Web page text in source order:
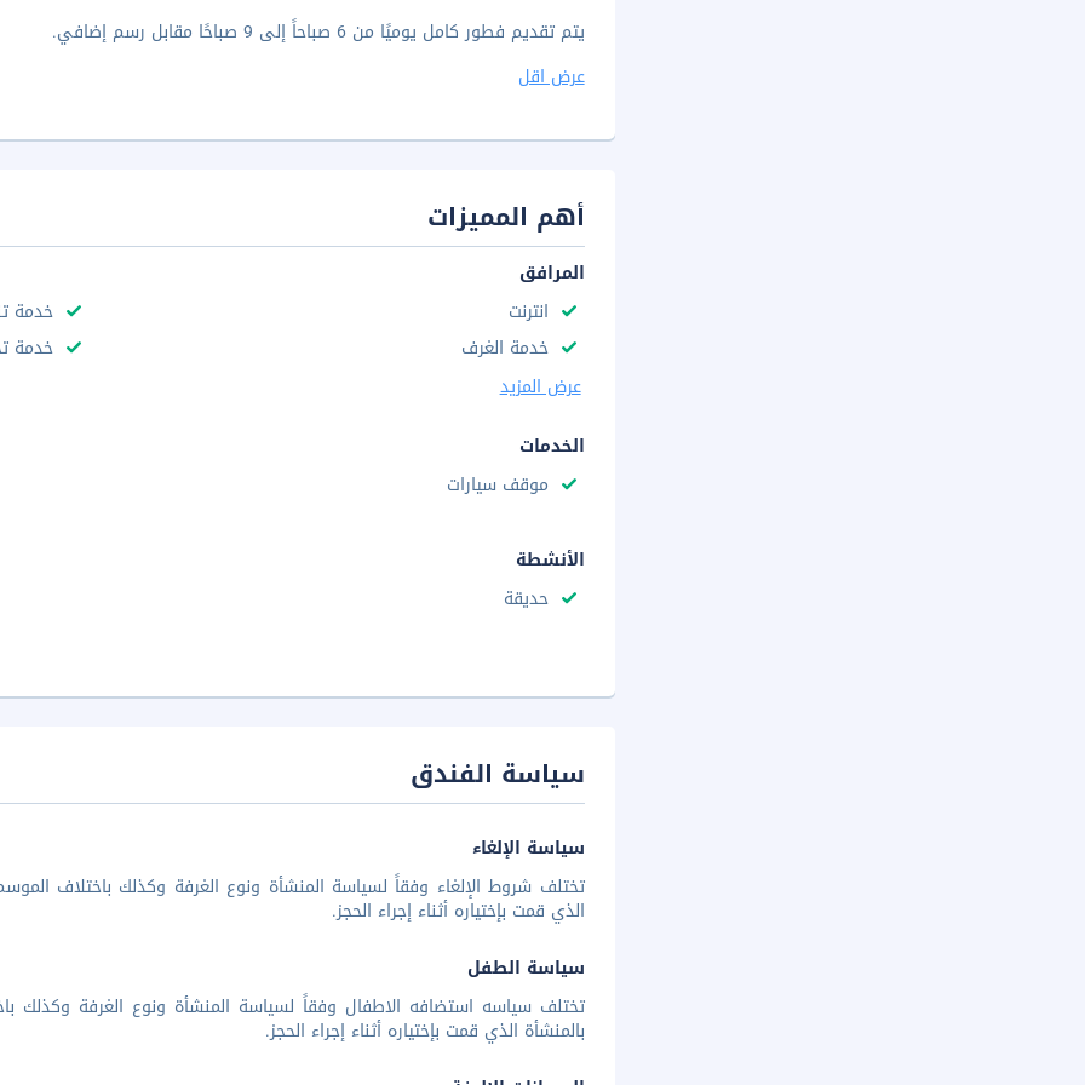
يتم تقديم فطور كامل يوميًا من 6 صباحاً إلى 9 صباحًا مقابل رسم إضافي.
عرض اقل
أهم المميزات
المرافق
انترنت
خدمة
خدمة الغرف
خدمة
عرض المزيد
الخدمات
موقف سيارات
الأنشطة
حديقة
سياسة الفندق
سياسة الإلغاء
تختلف شروط الإلغاء وفقاً لسياسة المنشأة ونوع الغرفة وكذلك باختلاف
الذي قمت بإختياره أثناء إجراء الحجز.
سياسة الطفل
تختلف سياسه استضافه الاطفال وفقاً لسياسة المنشأة ونوع الغرفة وكذلك
بالمنشأة الذي قمت بإختياره أثناء إجراء الحجز.